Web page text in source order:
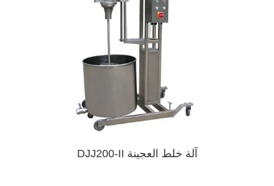
آلة خلط العجينة DJJ200-II